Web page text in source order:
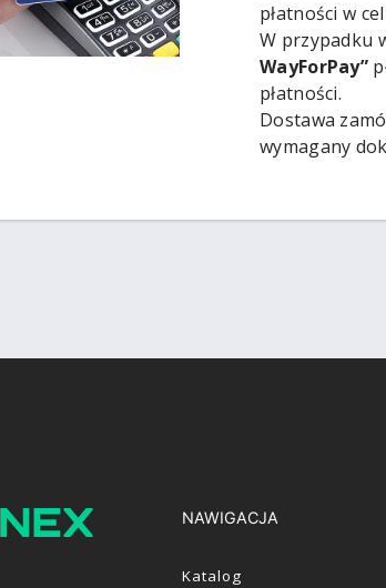
płatności w
W przypadku
WayForPay”
płatności.
Dostawa
wymagany
NAWIGACJA
Katalog